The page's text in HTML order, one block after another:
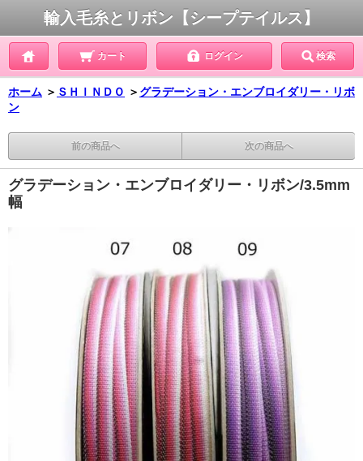
輸入毛糸とリボン【シープテイルス】
カート ログイン 検索
ホーム ＞ ＳＨＩＮＤＯ ＞ グラデーション・エンブロイダリー・リボ
ン
前の商品へ 次の商品へ
グラデーション・エンブロイダリー・リボン/3.5mm
幅